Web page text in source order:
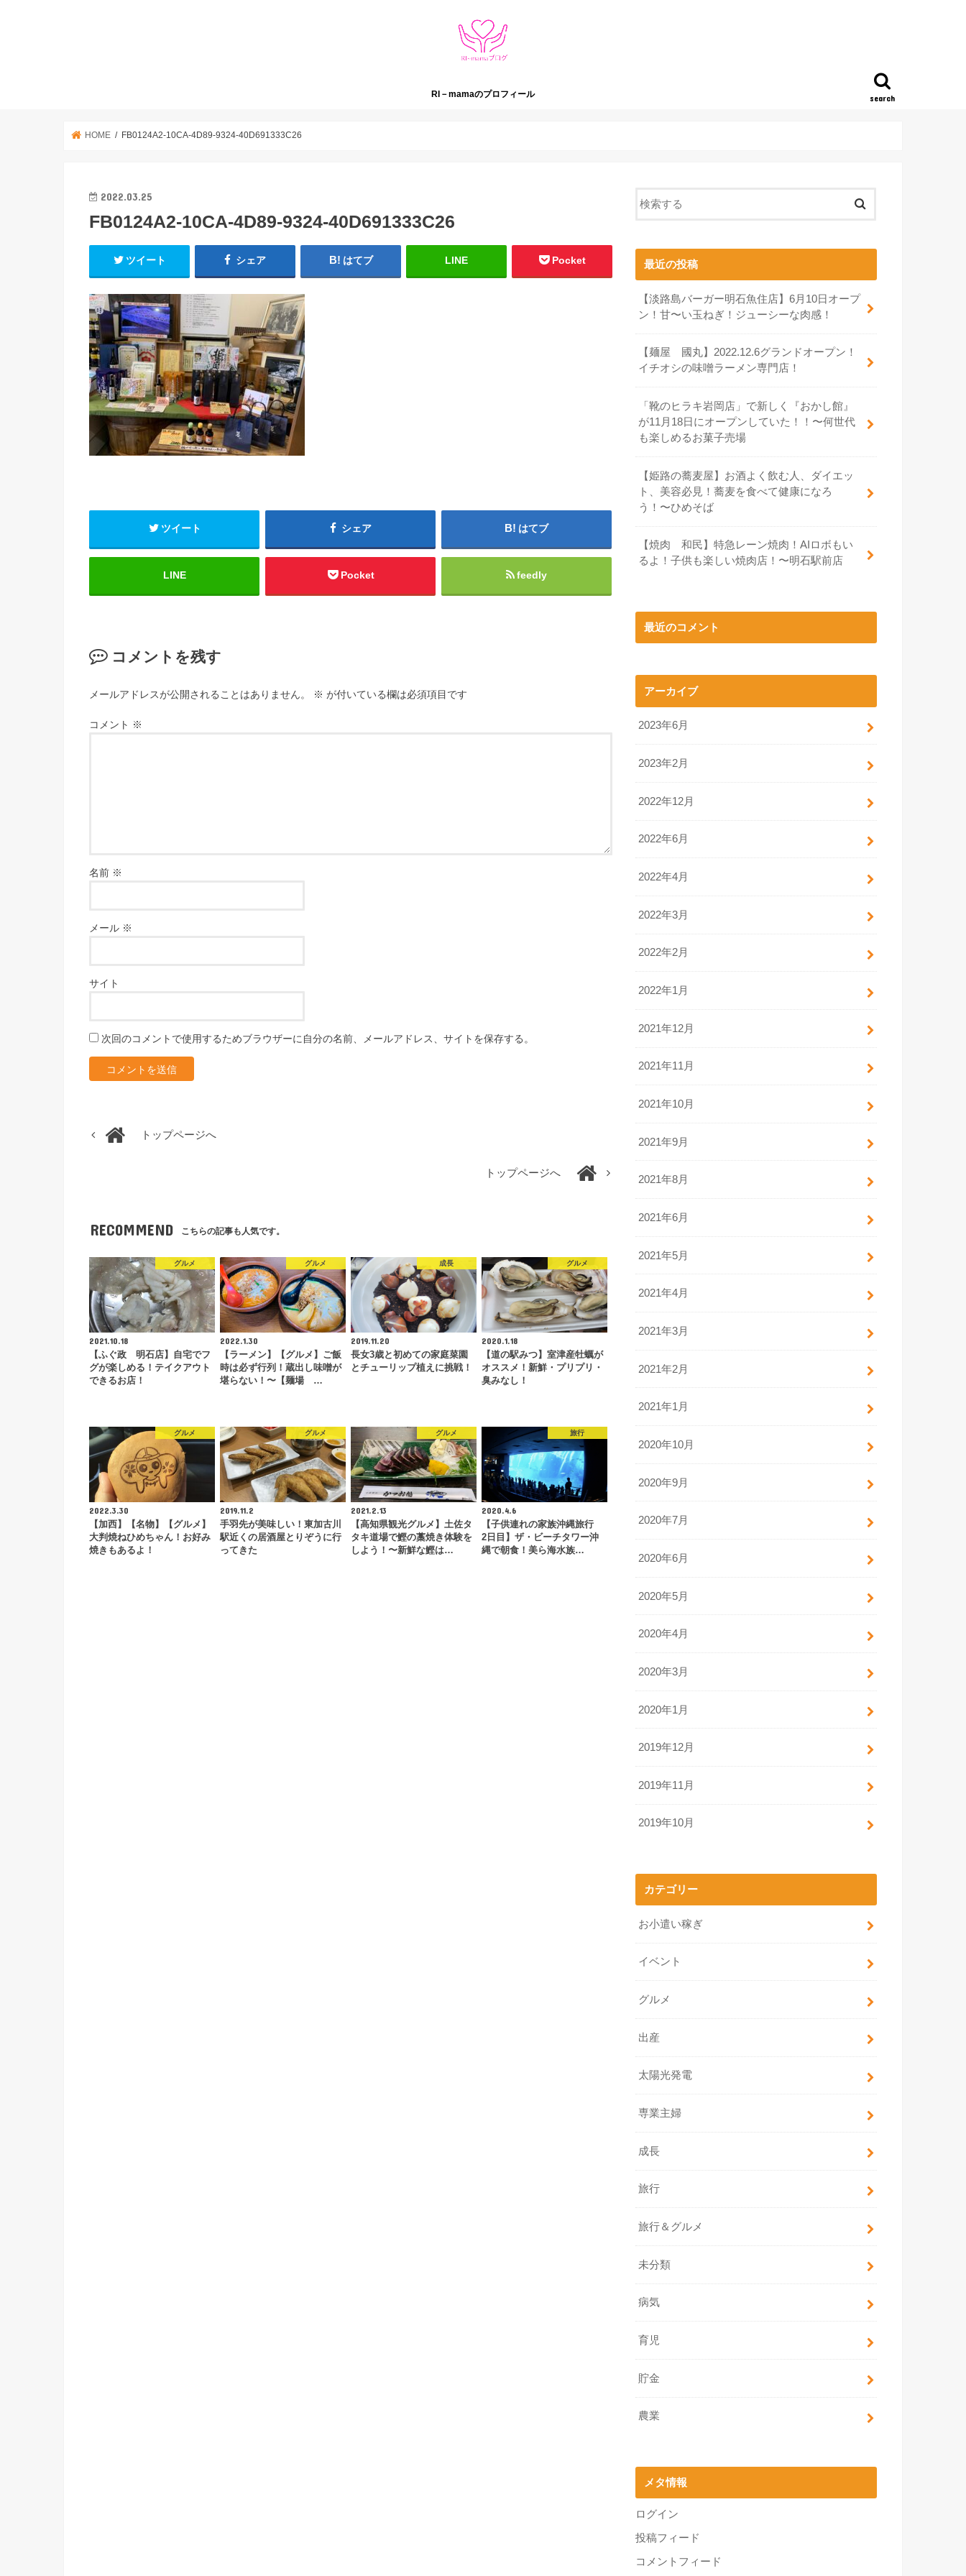
search
RI－mamaのプロフィール
HOME FB0124A2-10CA-4D89-9324-40D691333C26
2022.03.25
FB0124A2-10CA-4D89-9324-40D691333C26
ツイート シェア はてブ LINE Pocket
ツイート シェア はてブ
LINE Pocket feedly
コメントを残す
メールアドレスが公開されることはありません。 ※ が付いている欄は必須項目です
コメント ※
名前 ※
メール ※
サイト
次回のコメントで使用するためブラウザーに自分の名前、メールアドレス、サイトを保存する。
トップページへ
トップページへ
RECOMMEND こちらの記事も人気です。
グルメ
2021.10.18
【ふぐ政 明石店】自宅でフ
グが楽しめる！テイクアウト
できるお店！
グルメ
2022.1.30
【ラーメン】【グルメ】ご飯
時は必ず行列！蔵出し味噌が
堪らない！〜【麺場 …
成長
2019.11.20
長女3歳と初めての家庭菜園
とチューリップ植えに挑戦！
グルメ
2020.1.18
【道の駅みつ】室津産牡蠣が
オススメ！新鮮・プリプリ・
臭みなし！
グルメ
2022.3.30
【加西】【名物】【グルメ】
大判焼ねひめちゃん！お好み
焼きもあるよ！
グルメ
2019.11.2
手羽先が美味しい！東加古川
駅近くの居酒屋とりぞうに行
ってきた
グルメ
2021.2.13
【高知県観光グルメ】土佐タ
タキ道場で鰹の藁焼き体験を
しよう！〜新鮮な鰹は…
旅行
2020.4.6
【子供連れの家族沖縄旅行
2日目】ザ・ビーチタワー沖
縄で朝食！美ら海水族…
最近の投稿
【淡路島バーガー明石魚住店】6月10日オープ
ン！甘〜い玉ねぎ！ジューシーな肉感！
【麺屋 國丸】2022.12.6グランドオープン！
イチオシの味噌ラーメン専門店！
「靴のヒラキ岩岡店」で新しく『おかし館』
が11月18日にオープンしていた！！〜何世代
も楽しめるお菓子売場
【姫路の蕎麦屋】お酒よく飲む人、ダイエッ
ト、美容必見！蕎麦を食べて健康になろ
う！〜ひめそば
【焼肉 和民】特急レーン焼肉！AIロボもい
るよ！子供も楽しい焼肉店！〜明石駅前店
最近のコメント
アーカイブ
2023年6月
2023年2月
2022年12月
2022年6月
2022年4月
2022年3月
2022年2月
2022年1月
2021年12月
2021年11月
2021年10月
2021年9月
2021年8月
2021年6月
2021年5月
2021年4月
2021年3月
2021年2月
2021年1月
2020年10月
2020年9月
2020年7月
2020年6月
2020年5月
2020年4月
2020年3月
2020年1月
2019年12月
2019年11月
2019年10月
カテゴリー
お小遣い稼ぎ
イベント
グルメ
出産
太陽光発電
専業主婦
成長
旅行
旅行＆グルメ
未分類
病気
育児
貯金
農業
メタ情報
ログイン
投稿フィード
コメントフィード